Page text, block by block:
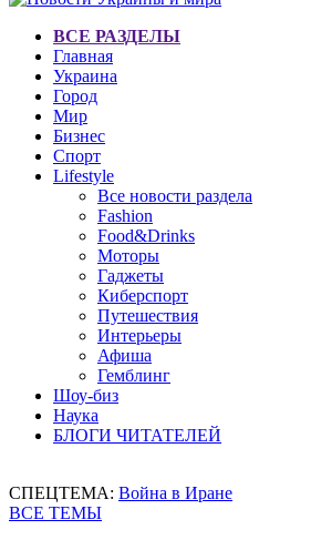
ВСЕ РАЗДЕЛЫ
Главная
Украина
Город
Мир
Бизнес
Спорт
Lifestyle
Все новости раздела
Fashion
Food&Drinks
Моторы
Гаджеты
Киберспорт
Путешествия
Интерьеры
Афиша
Гемблинг
Шоу-биз
Наука
БЛОГИ ЧИТАТЕЛЕЙ
СПЕЦТЕМА: Война в Иране
ВСЕ ТЕМЫ